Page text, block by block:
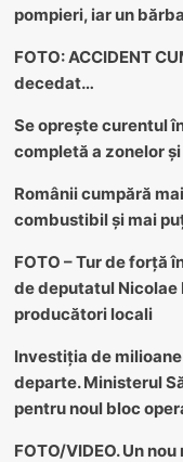
pompieri, iar un
FOTO: ACCIDENT
decedat…
Se oprește curentul
completă a zonelor
Românii cumpără
combustibil și mai
FOTO – Tur de forță
de deputatul
producători locali
Investiția de
departe. Ministerul
pentru noul bloc
FOTO/VIDEO. Un